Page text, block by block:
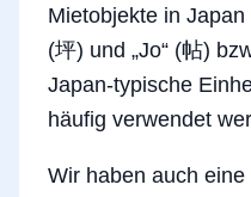
Mietobjekte in Japan
(坪) und „Jo“ (帖)
Japan-typische
häufig verwendet
Wir haben auch